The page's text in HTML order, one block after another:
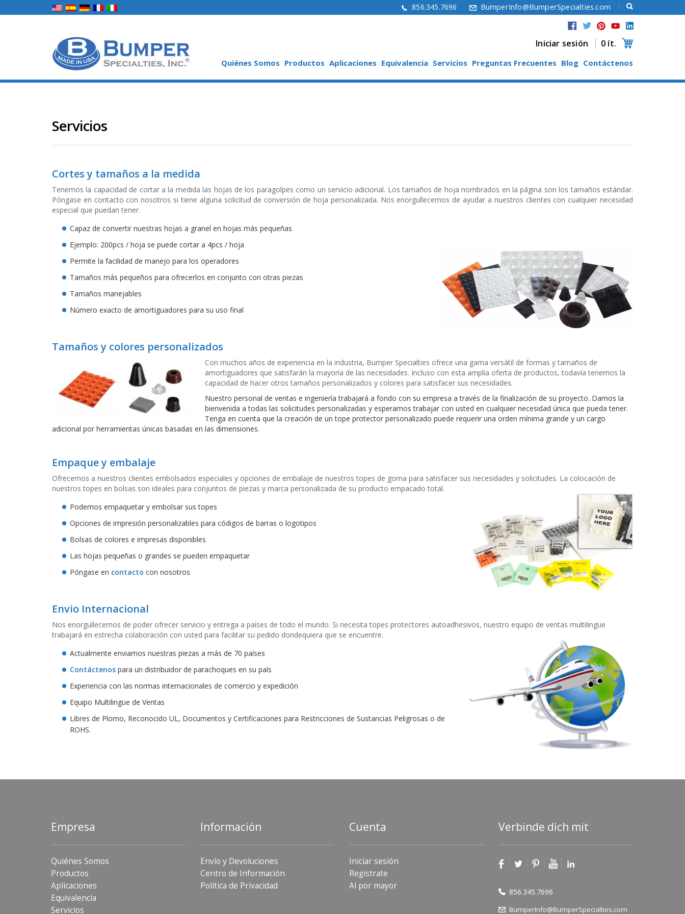
856.345.7696 BumperInfo@BumperSpecialties.com
Iniciar sesión 0 ít.
Quiénes Somos Productos Aplicaciones Equivalencia Servicios Preguntas Frecuentes Blog Contáctenos
Servicios
Cortes y tamaños a la medida
Tenemos la capacidad de cortar a la medida las hojas de los paragolpes como un servicio adicional. Los tamaños de hoja nombrados en la página son los tamaños estándar.
Póngase en contacto con nosotros si tiene alguna solicitud de conversión de hoja personalizada. Nos enorgullecemos de ayudar a nuestros clientes con cualquier necesidad
especial que puedan tener.
Capaz de convertir nuestras hojas a granel en hojas más pequeñas
Ejemplo: 200pcs / hoja se puede cortar a 4pcs / hoja
Permite la facilidad de manejo para los operadores
Tamaños más pequeños para ofrecerlos en conjunto con otras piezas
Tamaños manejables
Número exacto de amortiguadores para su uso final
Tamaños y colores personalizados
Con muchos años de experiencia en la industria, Bumper Specialties ofrece una gama versátil de formas y tamaños de
amortiguadores que satisfarán la mayoría de las necesidades. Incluso con esta amplia oferta de productos, todavía tenemos la
capacidad de hacer otros tamaños personalizados y colores para satisfacer sus necesidades.
Nuestro personal de ventas e ingeniería trabajará a fondo con su empresa a través de la finalización de su proyecto. Damos la
bienvenida a todas las solicitudes personalizadas y esperamos trabajar con usted en cualquier necesidad única que pueda tener.
Tenga en cuenta que la creación de un tope protector personalizado puede requerir una orden mínima grande y un cargo
adicional por herramientas únicas basadas en las dimensiones.
Empaque y embalaje
Ofrecemos a nuestros clientes embolsados especiales y opciones de embalaje de nuestros topes de goma para satisfacer sus necesidades y solicitudes. La colocación de
nuestros topes en bolsas son ideales para conjuntos de piezas y marca personalizada de su producto empacado total.
Podemos empaquetar y embolsar sus topes
Opciones de impresión personalizables para códigos de barras o logotipos
Bolsas de colores e impresas disponibles
Las hojas pequeñas o grandes se pueden empaquetar
Póngase en contacto con nosotros
Envio Internacional
Nos enorgullecemos de poder ofrecer servicio y entrega a países de todo el mundo. Si necesita topes protectores autoadhesivos, nuestro equipo de ventas multilingüe
trabajará en estrecha colaboración con usted para facilitar su pedido dondequiera que se encuentre.
Actualmente enviamos nuestras piezas a más de 70 países
Contáctenos para un distribuidor de parachoques en su país
Experiencia con las normas internacionales de comercio y expedición
Equipo Multilingüe de Ventas
Libres de Plomo, Reconocido UL, Documentos y Certificaciones para Restricciones de Sustancias Peligrosas o de
ROHS.
Empresa
Quiénes Somos
Productos
Aplicaciones
Equivalencia
Servicios
Información
Envío y Devoluciones
Centro de Información
Política de Privacidad
Cuenta
Iniciar sesión
Regístrate
Al por mayor
Verbinde dich mit
856.345.7696
BumperInfo@BumperSpecialties.com